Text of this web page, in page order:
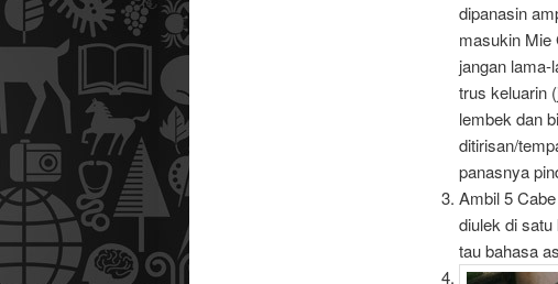
dipanasin
masukin Mie
jangan
trus keluarin
lembek dan
ditirisan/
panasnya
Ambil 5
diulek di
tau bahasa